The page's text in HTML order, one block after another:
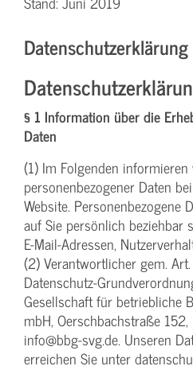
§ 1 Information über die
Daten
(1) Im Folgenden
personenbezogener Daten
Website. Personenbezogene
auf Sie persönlich beziehbar
E-Mail-Adressen,
(2) Verantwortlicher gem.
Datenschutz-
Gesellschaft für betriebliche
mbH, Oerschbachstraße
info@bbg-svg.de. Unseren
erreichen Sie unter